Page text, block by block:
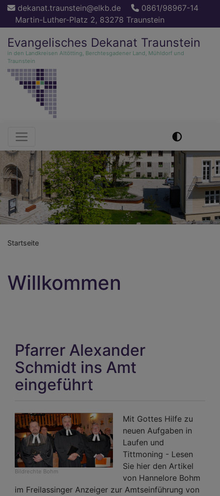
Direkt
Inhalt
dekanat.traunstein@elkb.de
0861/98967-14
Martin-Luther-Platz 2, 83278 Traunstein
Evangelisches Dekanat Traunstein
in den Landkreisen Altötting, Berchtesgadener Land, Mühldorf und
Traunstein
Hauptnavigation
Startseite
Willkommen
Pfarrer Alexander
Schmidt ins Amt
eingeführt
Bildrechte Bohm
Mit Gottes Hilfe zu
neuen Aufgaben in
Laufen und
Tittmoning - Lesen
Sie hier den Artikel
von Hannelore Bohm
im Freilassinger Anzeiger zur Amtseinführung von